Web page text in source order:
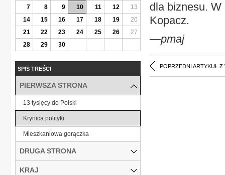
dla biznesu.
Kopacz.
—pmaj
POPRZEDNI ARTYKUŁ Z
7
8 9 10 11 12
13
14
15 16 17 18 19
20
21
22 23 24 25 26
27
28
29 30
SPIS TREŚCI
PIERWSZA STRONA
13 tysięcy do Polski
Krynica polityki
Mieszkaniowa gorączka
DRUGA STRONA
KRAJ